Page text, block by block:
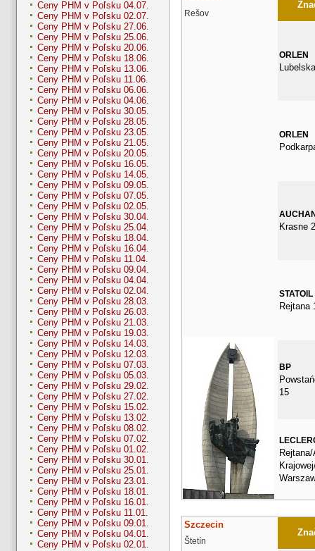
Ceny PHM v Poľsku 04.07.
Ceny PHM v Poľsku 02.07.
Ceny PHM v Poľsku 27.06.
Ceny PHM v Poľsku 25.06.
Ceny PHM v Poľsku 20.06.
Ceny PHM v Poľsku 18.06.
Ceny PHM v Poľsku 13.06.
Ceny PHM v Poľsku 11.06.
Ceny PHM v Poľsku 06.06.
Ceny PHM v Poľsku 04.06.
Ceny PHM v Poľsku 30.05.
Ceny PHM v Poľsku 28.05.
Ceny PHM v Poľsku 23.05.
Ceny PHM v Poľsku 21.05.
Ceny PHM v Poľsku 20.05.
Ceny PHM v Poľsku 16.05.
Ceny PHM v Poľsku 14.05.
Ceny PHM v Poľsku 09.05.
Ceny PHM v Poľsku 07.05.
Ceny PHM v Poľsku 02.05.
Ceny PHM v Poľsku 30.04.
Ceny PHM v Poľsku 25.04.
Ceny PHM v Poľsku 18.04.
Ceny PHM v Poľsku 16.04.
Ceny PHM v Poľsku 11.04.
Ceny PHM v Poľsku 09.04.
Ceny PHM v Poľsku 04.04.
Ceny PHM v Poľsku 02.04.
Ceny PHM v Poľsku 28.03.
Ceny PHM v Poľsku 26.03.
Ceny PHM v Poľsku 21.03.
Ceny PHM v Poľsku 19.03.
Ceny PHM v Poľsku 14.03.
Ceny PHM v Poľsku 12.03.
Ceny PHM v Poľsku 07.03.
Ceny PHM v Poľsku 05.03.
Ceny PHM v Poľsku 29.02.
Ceny PHM v Poľsku 27.02.
Ceny PHM v Poľsku 15.02.
Ceny PHM v Poľsku 13.02.
Ceny PHM v Poľsku 08.02.
Ceny PHM v Poľsku 07.02.
Ceny PHM v Poľsku 01.02.
Ceny PHM v Poľsku 30.01.
Ceny PHM v Poľsku 25.01.
Ceny PHM v Poľsku 23.01.
Ceny PHM v Poľsku 18.01.
Ceny PHM v Poľsku 16.01.
Ceny PHM v Poľsku 11.01.
Ceny PHM v Poľsku 09.01.
Ceny PHM v Poľsku 04.01.
Ceny PHM v Poľsku 02.01.
Rešov
ORLEN
ORLEN
Krasne
STATOIL
Rejtana
BP
15
Szczecin
Štetín